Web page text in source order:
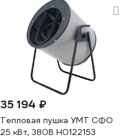
35 194 ₽
Тепловая пушка УМТ СФО
25 кВт, 380В Н0122153